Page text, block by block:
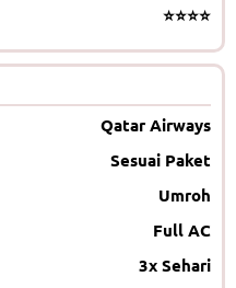
⭐⭐⭐⭐
Qatar Airways
Sesuai Paket
Umroh
Full AC
3x Sehari